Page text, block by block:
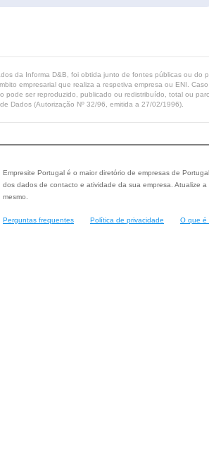
da Informa D&B, foi obtida junto de fontes públicas ou do
empresarial que realiza a respetiva empresa ou ENI.
ser reproduzido, publicado ou redistribuído, total ou
Dados (Autorização Nº 32/96, emitida a 27/02/1996).
Empresite Portugal é o maior diretório de empresas de
dos dados de contacto e atividade da sua empresa. Atualize
mesmo.
Perguntas frequentes Política de privacidade O que é